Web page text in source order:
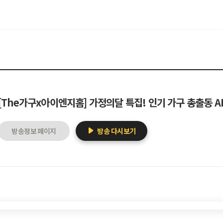
가구x아이엔지홈] 가정의달 특집! 인기 가구 총출동
방송정보 페이지 방송 다시보기